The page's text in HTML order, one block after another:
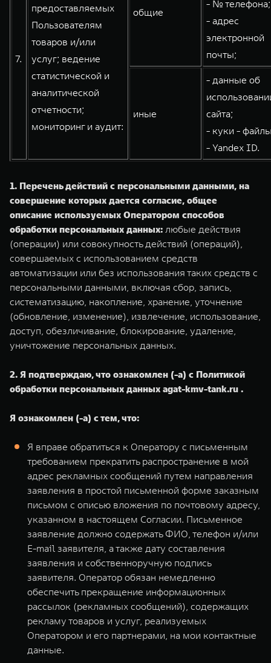
7.
предоставляемых
Пользователям
товаров и/или
услуг; ведение
статистической и
аналитической
отчетности;
мониторинг и аудит:
общие
- № телефона;
- адрес
электронной
почты;
иные
- данные об
сайта;
- куки -
- Yandex ID.
1. Перечень действий с персональными данными, на
совершение которых дается согласие, общее
описание используемых Оператором способов
обработки персональных данных: любые действия
(операции) или совокупность действий (операций),
совершаемых с использованием средств
автоматизации или без использования таких средств с
персональными данными, включая сбор, запись,
систематизацию, накопление, хранение, уточнение
(обновление, изменение), извлечение, использование,
доступ, обезличивание, блокирование, удаление,
уничтожение персональных данных.
2. Я подтверждаю, что ознакомлен (-а) с Политикой
обработки персональных данных agat-kmv-tank.ru .
Я ознакомлен (-а) с тем, что:
Я вправе обратиться к Оператору с письменным
требованием прекратить распространение в мой
адрес рекламных сообщений путем направления
заявления в простой письменной форме заказным
письмом с описью вложения по почтовому адресу,
указанном в настоящем Согласии. Письменное
заявление должно содержать ФИО, телефон и/или
E-mail заявителя, а также дату составления
заявления и собственноручную подпись
заявителя. Оператор обязан немедленно
обеспечить прекращение информационных
рассылок (рекламных сообщений), содержащих
рекламу товаров и услуг, реализуемых
Оператором и его партнерами, на мои контактные
данные.